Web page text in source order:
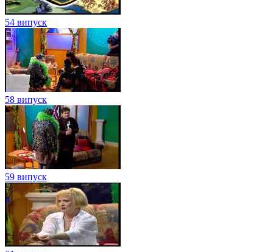
54 випуск
58 випуск
59 випуск